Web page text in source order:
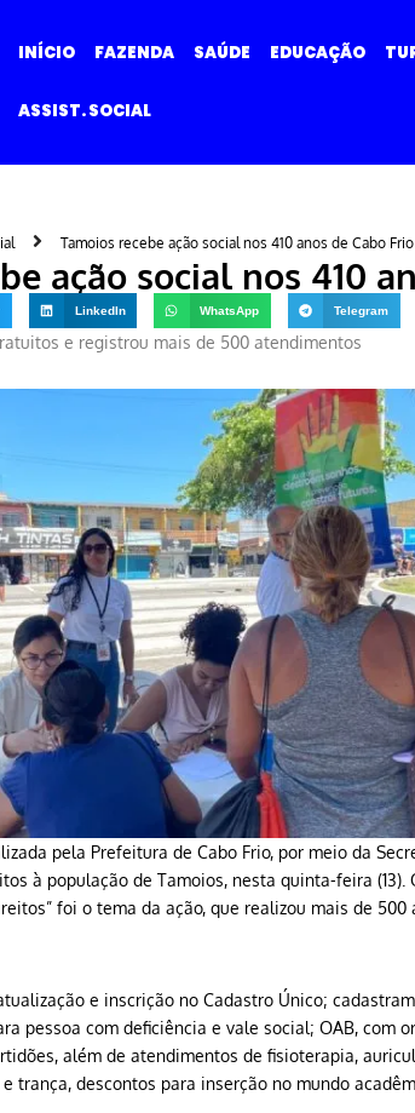
INÍCIO FAZENDA SAÚDE EDUCAÇÃO
ASSIST. SOCIAL
Tamoios recebe ação social nos 410 anos de Cabo Frio
ação social nos 410
LinkedIn WhatsApp Telegram
e registrou mais de 500 atendimentos
pela Prefeitura de Cabo Frio, por meio da
à população de Tamoios, nesta quinta-feira (13).
foi o tema da ação, que realizou mais de
e inscrição no Cadastro Único;
pessoa com deficiência e vale social; OAB, com
além de atendimentos de fisioterapia,
trança, descontos para inserção no mundo